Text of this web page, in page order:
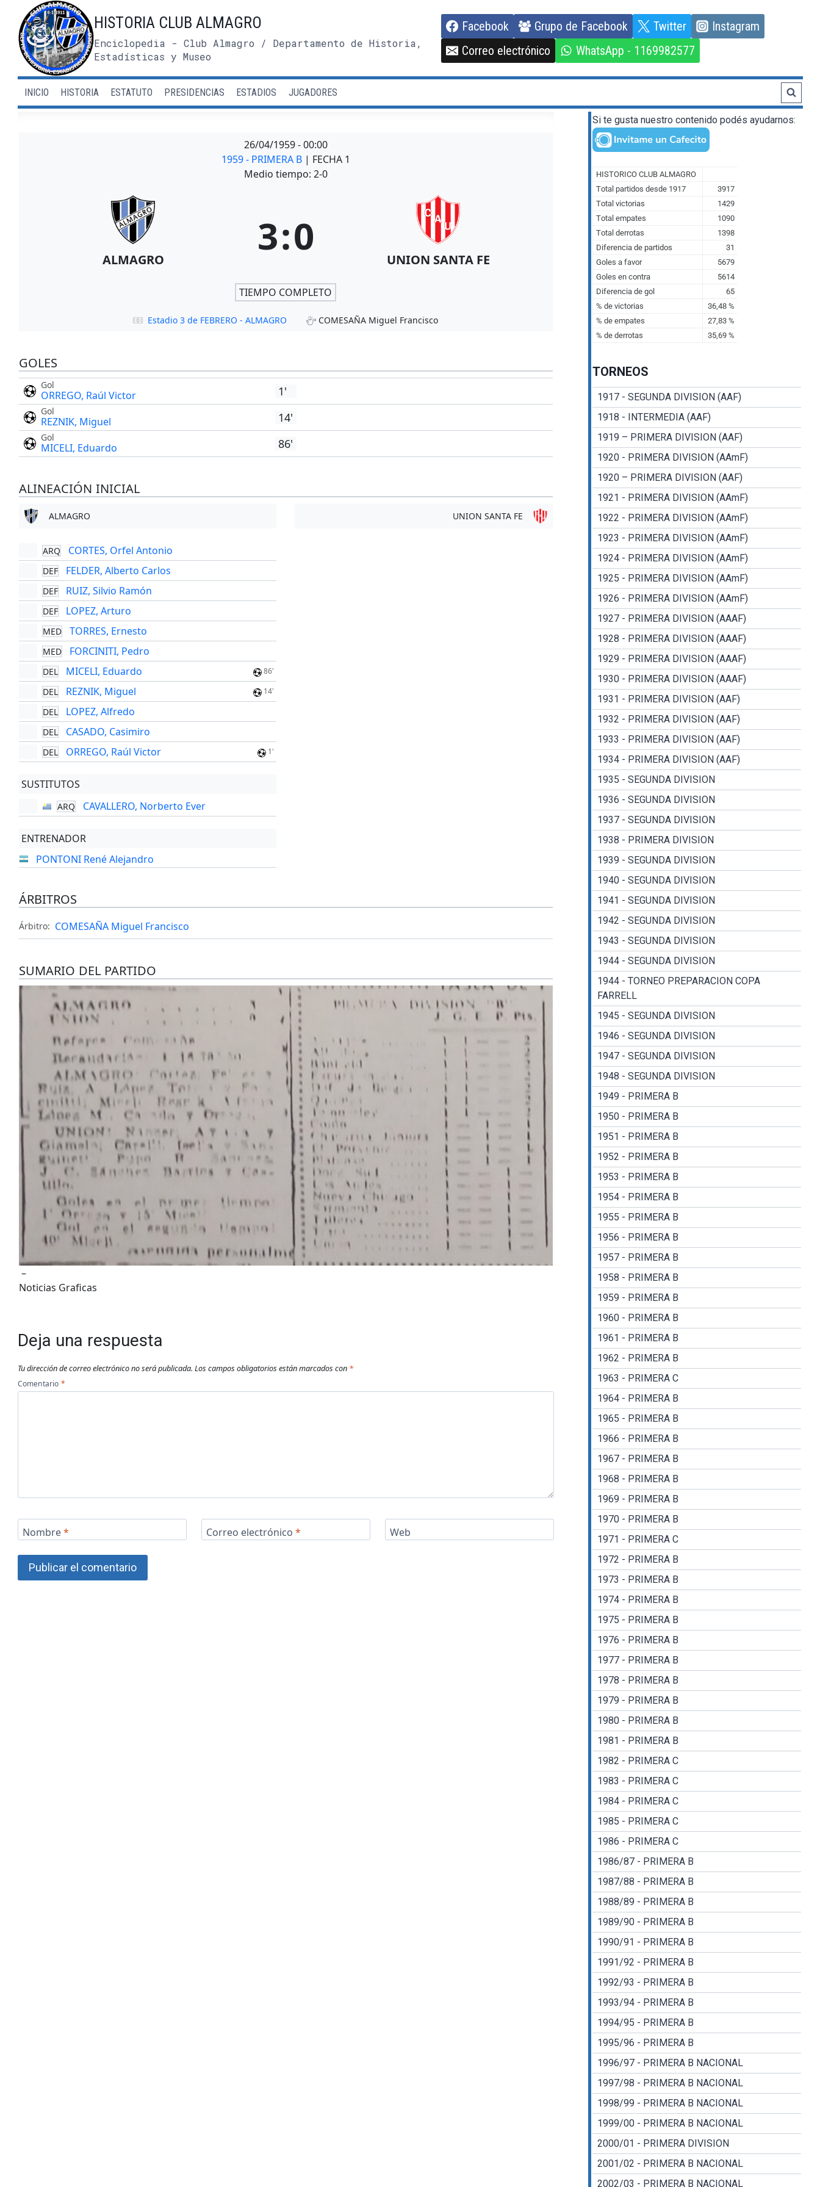
contenido
HISTORIA CLUB ALMAGRO
Enciclopedia - Club Almagro / Departamento de Historia,
Estadísticas y Museo
Facebook Grupo de Facebook Twitter
Instagram
Correo electrónico
WhatsApp - 1169982577
INICIO HISTORIA ESTATUTO PRESIDENCIAS ESTADIOS JUGADORES
26/04/1959-00:00
1959 - PRIMERA B | FECHA 1
Medio tiempo: 2-0
ALMAGRO 3:0 UNION SANTA FE
TIEMPO COMPLETO
Estadio 3 de FEBRERO - ALMAGRO COMESAÑA Miguel Francisco
GOLES
Gol
ORREGO, Raúl Victor 1'
Gol
REZNIK, Miguel 14'
Gol
MICELI, Eduardo 86'
ALINEACIÓN INICIAL
ALMAGRO
ARQ CORTES, Orfel Antonio
DEF FELDER, Alberto Carlos
DEF RUIZ, Silvio Ramón
DEF LOPEZ, Arturo
MED TORRES, Ernesto
MED FORCINITI, Pedro
DEL MICELI, Eduardo 86'
DEL REZNIK, Miguel 14'
DEL LOPEZ, Alfredo
DEL CASADO, Casimiro
DEL ORREGO, Raúl Victor 1'
SUSTITUTOS
ARQ CAVALLERO, Norberto Ever
ENTRENADOR
PONTONI René Alejandro
UNION SANTA FE
ÁRBITROS
Árbitro: COMESAÑA Miguel Francisco
SUMARIO DEL PARTIDO
–
Noticias Graficas
Deja una respuesta
Tu dirección de correo electrónico no será publicada. Los campos obligatorios están marcados con *
Comentario *
Nombre* Correo electrónico * Web
Si te gusta nuestro contenido podés ayudarnos:
TORNEOS
1917 - SEGUNDA DIVISION (AAF)
1918 - INTERMEDIA (AAF)
1919 – PRIMERA DIVISION (AAF)
1920 - PRIMERA DIVISION (AAmF)
1920 – PRIMERA DIVISION (AAF)
1921 - PRIMERA DIVISION (AAmF)
1922 - PRIMERA DIVISION (AAmF)
1923 - PRIMERA DIVISION (AAmF)
1924 - PRIMERA DIVISION (AAmF)
1925 - PRIMERA DIVISION (AAmF)
1926 - PRIMERA DIVISION (AAmF)
1927 - PRIMERA DIVISION (AAAF)
1928 - PRIMERA DIVISION (AAAF)
1929 - PRIMERA DIVISION (AAAF)
1930 - PRIMERA DIVISION (AAAF)
1931 - PRIMERA DIVISION (AAF)
1932 - PRIMERA DIVISION (AAF)
1933 - PRIMERA DIVISION (AAF)
1934 - PRIMERA DIVISION (AAF)
1935 - SEGUNDA DIVISION
1936 - SEGUNDA DIVISION
1937 - SEGUNDA DIVISION
1938 - PRIMERA DIVISION
1939 - SEGUNDA DIVISION
1940 - SEGUNDA DIVISION
1941 - SEGUNDA DIVISION
1942 - SEGUNDA DIVISION
1943 - SEGUNDA DIVISION
1944 - SEGUNDA DIVISION
1944 - TORNEO PREPARACION COPA
FARRELL
1945 - SEGUNDA DIVISION
1946 - SEGUNDA DIVISION
1947 - SEGUNDA DIVISION
1948 - SEGUNDA DIVISION
1949 - PRIMERA B
1950 - PRIMERA B
1951 - PRIMERA B
1952 - PRIMERA B
1953 - PRIMERA B
1954 - PRIMERA B
1955 - PRIMERA B
1956 - PRIMERA B
1957 - PRIMERA B
1958 - PRIMERA B
1959 - PRIMERA B
1960 - PRIMERA B
1961 - PRIMERA B
1962 - PRIMERA B
1963 - PRIMERA C
1964 - PRIMERA B
1965 - PRIMERA B
1966 - PRIMERA B
1967 - PRIMERA B
1968 - PRIMERA B
1969 - PRIMERA B
1970 - PRIMERA B
1971 - PRIMERA C
1972 - PRIMERA B
1973 - PRIMERA B
1974 - PRIMERA B
1975 - PRIMERA B
1976 - PRIMERA B
1977 - PRIMERA B
1978 - PRIMERA B
1979 - PRIMERA B
1980 - PRIMERA B
1981 - PRIMERA B
1982 - PRIMERA C
1983 - PRIMERA C
1984 - PRIMERA C
1985 - PRIMERA C
1986 - PRIMERA C
1986/87 - PRIMERA B
1987/88 - PRIMERA B
1988/89 - PRIMERA B
1989/90 - PRIMERA B
1990/91 - PRIMERA B
1991/92 - PRIMERA B
1992/93 - PRIMERA B
1993/94 - PRIMERA B
1994/95 - PRIMERA B
1995/96 - PRIMERA B
1996/97 - PRIMERA B NACIONAL
1997/98 - PRIMERA B NACIONAL
1998/99 - PRIMERA B NACIONAL
1999/00 - PRIMERA B NACIONAL
2000/01 - PRIMERA DIVISION
2001/02 - PRIMERA B NACIONAL
2002/03 - PRIMERA B NACIONAL